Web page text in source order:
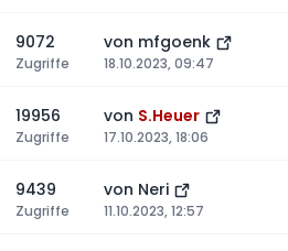
9072
Zugriffe
von mfgoenk
18.10.2023, 09:47
19956
Zugriffe
von S.Heuer
17.10.2023, 18:06
9439
Zugriffe
von Neri
11.10.2023, 12:57